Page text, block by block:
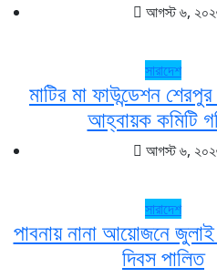
আগস্ট ৬,
সারাদেশ
মাটির মা ফাউন্ডেশন
আহ্বায়ক কমিটি
আগস্ট ৬,
সারাদেশ
পাবনায় নানা আয়োজনে
দিবস পালিত